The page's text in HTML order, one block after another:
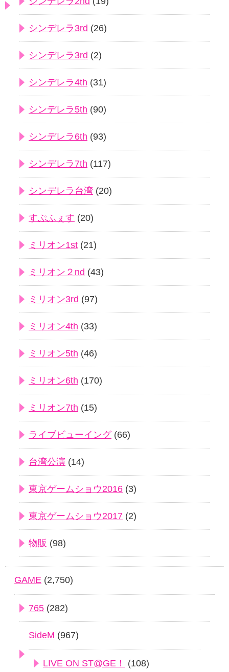
シンデレラ3rd (26)
シンデレラ3rd (2)
シンデレラ4th (31)
シンデレラ5th (90)
シンデレラ6th (93)
シンデレラ7th (117)
シンデレラ台湾 (20)
すぷふぇす (20)
ミリオン1st (21)
ミリオン２nd (43)
ミリオン3rd (97)
ミリオン4th (33)
ミリオン5th (46)
ミリオン6th (170)
ミリオン7th (15)
ライブビューイング(66)
台湾公演 (14)
東京ゲームショウ2016 (3)
東京ゲームショウ2017 (2)
物販 (98)
GAME (2,750)
765 (282)
SideM (967)
LIVE ON ST@GE！ (108)